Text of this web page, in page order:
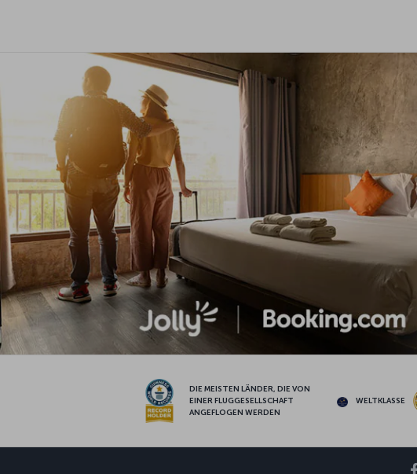
DIE MEISTEN LÄNDER, DIE VON
EINER FLUGGESELLSCHAFT
ANGEFLOGEN WERDEN
WELTKLASSE